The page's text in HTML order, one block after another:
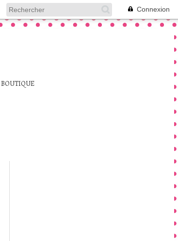
Connexion
BOUTIQUE